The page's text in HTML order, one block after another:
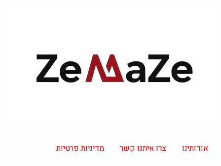
אודותינו צרו איתנו קשר מדיניות פרטיות